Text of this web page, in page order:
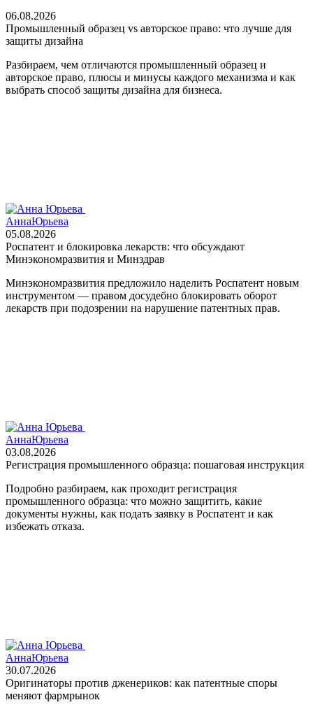
06.08.2026
Промышленный образец vs авторское право: что лучше для
защиты дизайна
Разбираем, чем отличаются промышленный образец и
авторское право, плюсы и минусы каждого механизма и как
выбрать способ защиты дизайна для бизнеса.
АннаЮрьева
05.08.2026
Роспатент и блокировка лекарств: что обсуждают
Минэкономразвития и Минздрав
Минэкономразвития предложило наделить Роспатент новым
инструментом — правом досудебно блокировать оборот
лекарств при подозрении на нарушение патентных прав.
АннаЮрьева
03.08.2026
Регистрация промышленного образца: пошаговая инструкция
Подробно разбираем, как проходит регистрация
промышленного образца: что можно защитить, какие
документы нужны, как подать заявку в Роспатент и как
избежать отказа.
АннаЮрьева
30.07.2026
Оригинаторы против дженериков: как патентные споры
меняют фармрынок